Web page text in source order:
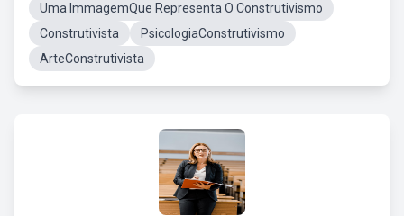
Uma ImmagemQue Representa O Construtivismo
Construtivista
PsicologiaConstrutivismo
ArteConstrutivista